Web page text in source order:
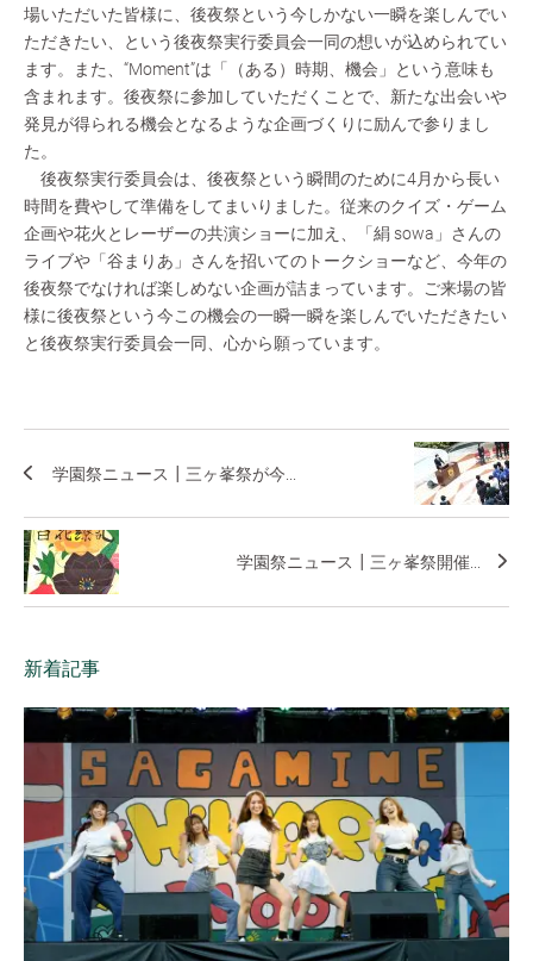
場いただいた皆様に、後夜祭という今しかない一瞬を楽しんでい
ただきたい、という後夜祭実行委員会一同の想いが込められてい
ます。また、“Moment”は「（ある）時期、機会」という意味も
含まれます。後夜祭に参加していただくことで、新たな出会いや
発見が得られる機会となるような企画づくりに励んで参りまし
た。
後夜祭実行委員会は、後夜祭という瞬間のために4月から長い
時間を費やして準備をしてまいりました。従来のクイズ・ゲーム
企画や花火とレーザーの共演ショーに加え、「絹 sowa」さんの
ライブや「谷まりあ」さんを招いてのトークショーなど、今年の
後夜祭でなければ楽しめない企画が詰まっています。ご来場の皆
様に後夜祭という今この機会の一瞬一瞬を楽しんでいただきたい
と後夜祭実行委員会一同、心から願っています。
学園祭ニュース┃三ヶ峯祭が今...
学園祭ニュース┃三ヶ峯祭開催...
新着記事